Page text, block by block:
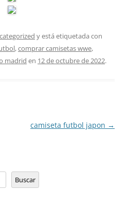
y está etiquetada con
,comprar camisetas wwe,
madrid en 12 de octubre de 2022.
camiseta futbol japon →
Buscar